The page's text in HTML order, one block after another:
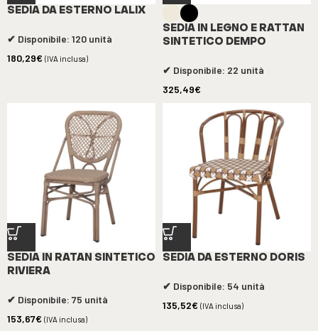
SEDIA DA ESTERNO LALIX
✔ Disponibile: 120 unità
180,29€ (IVA inclusa)
SEDIA IN LEGNO E RATTAN
SINTETICO DEMPO
✔ Disponibile: 22 unità
325,49€
SEDIA IN RATAN SINTETICO
RIVIERA
✔ Disponibile: 75 unità
153,67€ (IVA inclusa)
SEDIA DA ESTERNO DORIS
✔ Disponibile: 54 unità
135,52€ (IVA inclusa)